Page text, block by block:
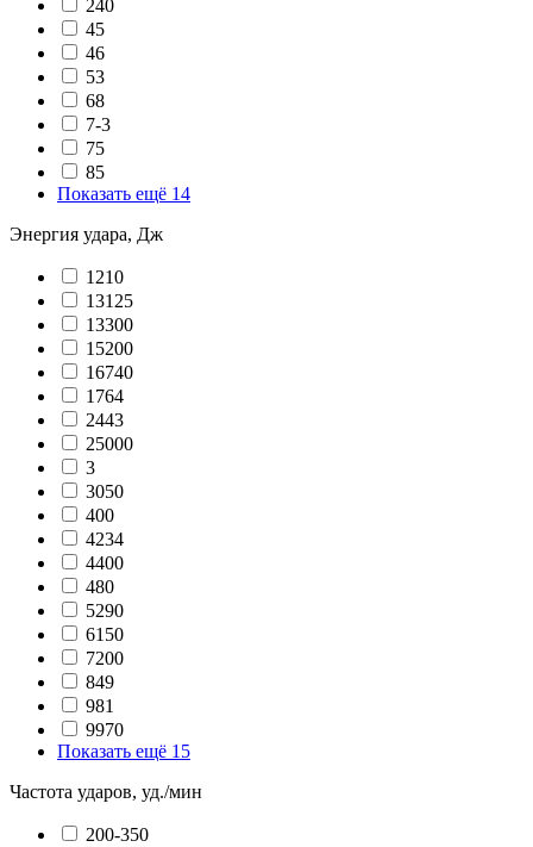
240
45
46
53
68
7-3
75
85
Показать ещё 14
Энергия удара, Дж
1210
13125
13300
15200
16740
1764
2443
25000
3
3050
400
4234
4400
480
5290
6150
7200
849
981
9970
Показать ещё 15
Частота ударов, уд./мин
200-350